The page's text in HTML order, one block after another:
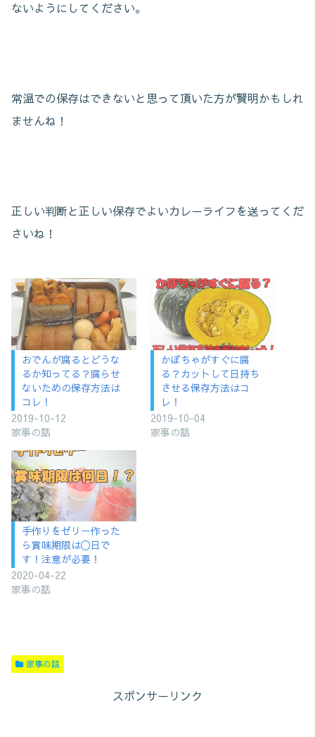
ないようにしてください。
常温での保存はできないと思って頂いた方が賢明かもしれ
ませんね！
正しい判断と正しい保存でよいカレーライフを送ってくだ
さいね！
おでんが腐るとどうな
るか知ってる？腐らせ
ないための保存方法は
コレ！
2019-10-12
家事の話
かぼちゃがすぐに腐
る？カットして日持ち
させる保存方法はコ
レ！
2019-10-04
家事の話
手作りをゼリー作った
ら賞味期限は〇日で
す！注意が必要！
2020-04-22
家事の話
家事の話
スポンサーリンク